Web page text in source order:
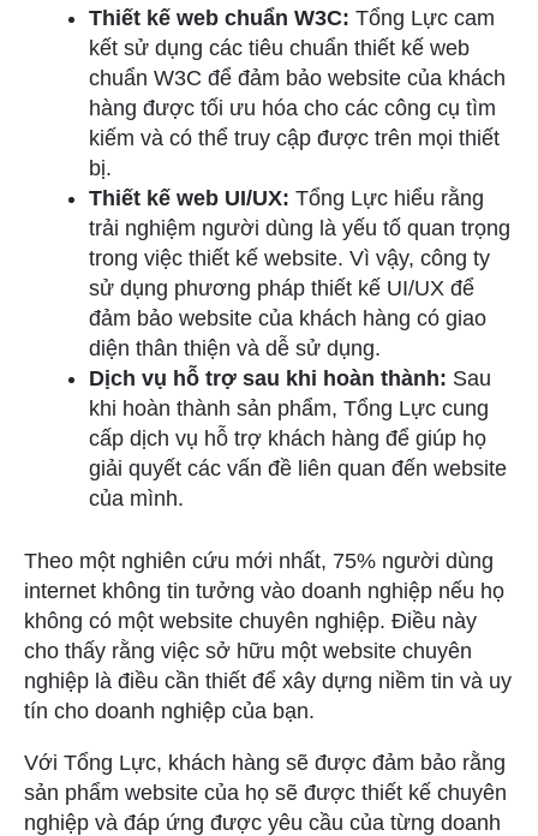
Thiết kế web chuẩn W3C: Tổng Lực cam
kết sử dụng các tiêu chuẩn thiết kế web
chuẩn W3C để đảm bảo website của khách
hàng được tối ưu hóa cho các công cụ tìm
kiếm và có thể truy cập được trên mọi thiết
bị.
Thiết kế web UI/UX: Tổng Lực hiểu rằng
trải nghiệm người dùng là yếu tố quan trọng
trong việc thiết kế website. Vì vậy, công ty
sử dụng phương pháp thiết kế UI/UX để
đảm bảo website của khách hàng có giao
diện thân thiện và dễ sử dụng.
Dịch vụ hỗ trợ sau khi hoàn thành: Sau
khi hoàn thành sản phẩm, Tổng Lực cung
cấp dịch vụ hỗ trợ khách hàng để giúp họ
giải quyết các vấn đề liên quan đến website
của mình.
Theo một nghiên cứu mới nhất, 75% người dùng
internet không tin tưởng vào doanh nghiệp nếu họ
không có một website chuyên nghiệp. Điều này
cho thấy rằng việc sở hữu một website chuyên
nghiệp là điều cần thiết để xây dựng niềm tin và uy
tín cho doanh nghiệp của bạn.
Với Tổng Lực, khách hàng sẽ được đảm bảo rằng
sản phẩm website của họ sẽ được thiết kế chuyên
nghiệp và đáp ứng được yêu cầu của từng doanh